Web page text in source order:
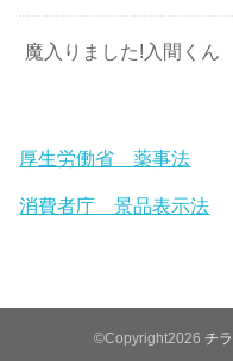
魔入りました!入間くん
厚生労働省 薬事法
消費者庁 景品表示法
©Copyright2026 チ